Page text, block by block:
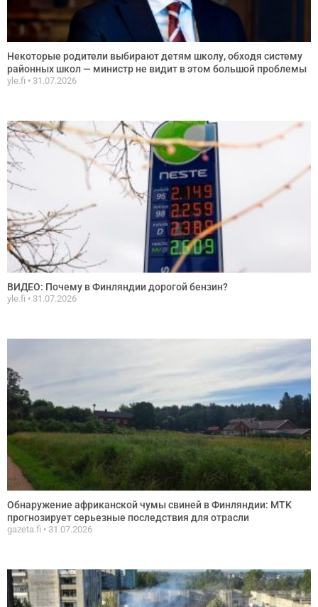
Некоторые родители выбирают детям школу, обходя систему
районных школ — министр не видит в этом большой проблемы
yle.fi 31.07.2026
ВИДЕО: Почему в Финляндии дорогой бензин?
yle.fi 31.07.2026
Обнаружение африканской чумы свиней в Финляндии: MTK
прогнозирует серьезные последствия для отрасли
gazeta.fi 31.07.2026